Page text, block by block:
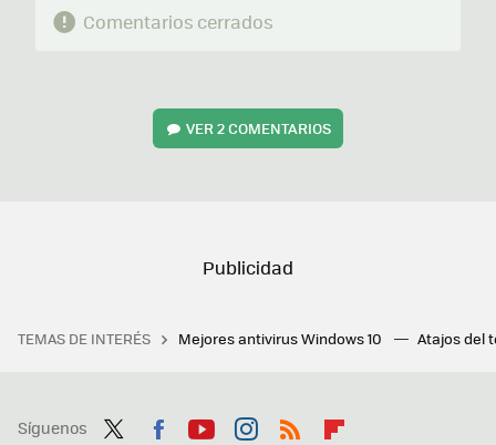
Comentarios cerrados
VER2 COMENTARIOS
TEMAS DE INTERÉS Mejores antivirus Windows 10 Atajos del
Síguenos